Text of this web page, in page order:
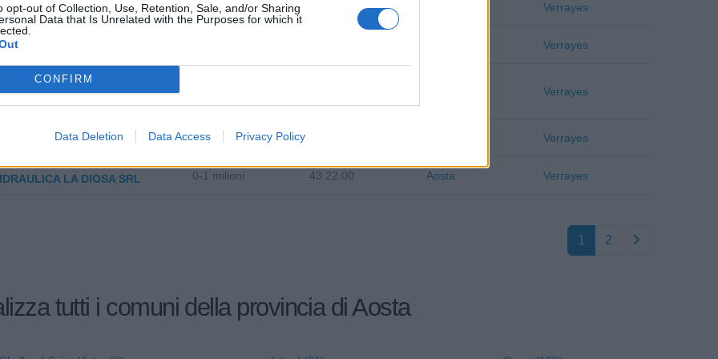
opt-out of Collection, Use, Retention, Sale, and/or Sharing
Data that Is Unrelated with the Purposes for which it
CONFIRM
Data Deletion Data Access Privacy Policy
CALVI S.R.L. 0-1 milioni Verrayes
SERVICES LTD Verrayes
CAR DI VOKKRI PASHK & C.
Verrayes
DI FABIO CORNAZ Verrayes
LA DIOSA SRL 0-1 milioni 43.22.00 Aosta Verrayes
1 2
tutti i comuni della provincia di Aosta